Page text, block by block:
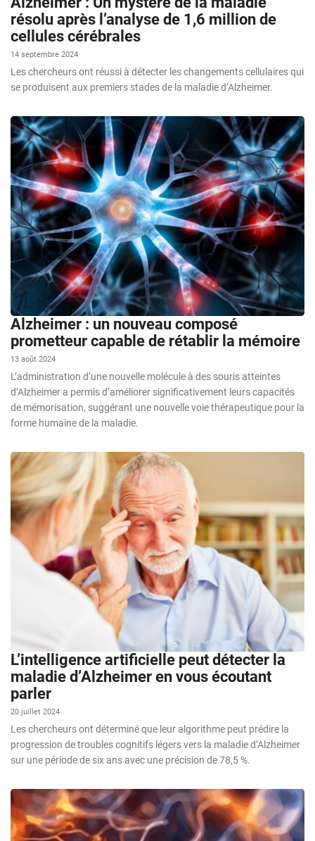
résolu après l’analyse de 1,6 million de
cellules cérébrales
14 septembre 2024
Les chercheurs ont réussi à détecter les changements cellulaires qui
se produisent aux premiers stades de la maladie d’Alzheimer.
Alzheimer : un nouveau composé
prometteur capable de rétablir la mémoire
13 août 2024
L’administration d’une nouvelle molécule à des souris atteintes
d’Alzheimer a permis d’améliorer significativement leurs capacités
de mémorisation, suggérant une nouvelle voie thérapeutique pour la
forme humaine de la maladie.
L’intelligence artificielle peut détecter la
maladie d’Alzheimer en vous écoutant
parler
20 juillet 2024
Les chercheurs ont déterminé que leur algorithme peut prédire la
progression de troubles cognitifs légers vers la maladie d’Alzheimer
sur une période de six ans avec une précision de 78,5 %.